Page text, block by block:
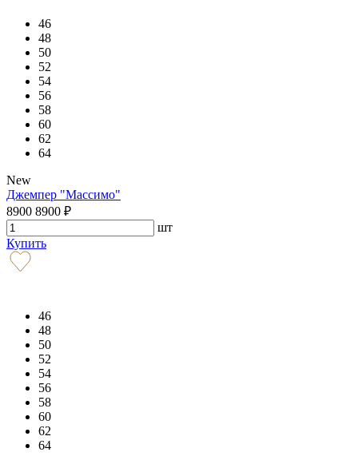
46
48
50
52
54
56
58
60
62
64
New
Джемпер "Массимо"
8900 8900 ₽
шт
Купить
46
48
50
52
54
56
58
60
62
64